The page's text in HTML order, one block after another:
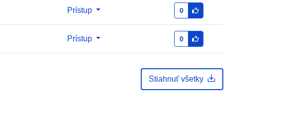
Prístup 0
Prístup 0
Stiahnuť všetky